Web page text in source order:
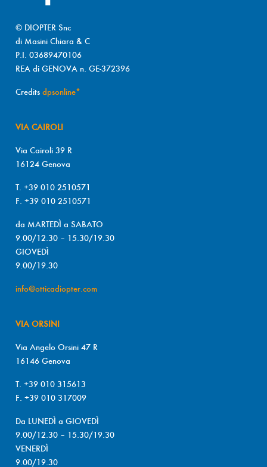
© DIOPTER Snc
di Masini Chiara & C
P.I. 03689470106
REA di GENOVA n. GE-372396
Credits dpsonline*
VIA CAIROLI
Via Cairoli 39 R
16124 Genova
T. +39 010 2510571
F. +39 010 2510571
da MARTEDÌ a SABATO
9.00/12.30 – 15.30/19.30
GIOVEDÌ
9.00/19.30
info@otticadiopter.com
VIA ORSINI
Via Angelo Orsini 47 R
16146 Genova
T. +39 010 315613
F. +39 010 317009
Da LUNEDÌ a GIOVEDÌ
9.00/12.30 – 15.30/19.30
VENERDÌ
9.00/19.30